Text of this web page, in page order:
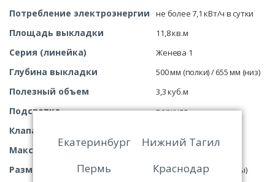
Потребление электроэнергии не более 7,1 кВт/ч в сутки
Площадь выкладки 11,8 кв.м
Серия (линейка) Женева 1
Глубина выкладки 500 мм (полки) / 655 мм (низ)
Полезный объем 3,3 куб.м
Подсветка верхняя
Клапан Шредера
Максимальный рабочий ток
Размораживание автоматическое (ТЭНы)
Екатеринбург
Нижний Тагил
Пермь
Краснодар